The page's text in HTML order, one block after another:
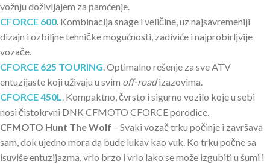
vožnju doživljajem za pamćenje.
CFORCE 600. Kombinacija snage i veličine, uz najsavremeniji
dizajn i ozbiljne tehničke mogućnosti, zadiviće i najprobirljvije
vozače.
CFORCE 625 TOURING. Optimalno rešenje za sve ATV
entuzijaste koji uživaju u svim off-roadizazovima.
CFORCE 450L. Kompaktno, čvrsto i sigurno vozilo koje u sebi
nosi čistokrvni DNK CFMOTO CFORCE porodice.
CFMOTO Hunt The Wolf – Svaki vozač trku počinje i završava
sam, dok ujedno mora da bude lukav kao vuk. Ko trku počne sa
isuviše entuzijazma, vrlo brzo i vrlo lako se može izgubiti u šumi i